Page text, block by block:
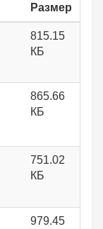
Размер
815.15
КБ
865.66
КБ
751.02
КБ
979.45